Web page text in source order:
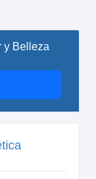
y Belleza